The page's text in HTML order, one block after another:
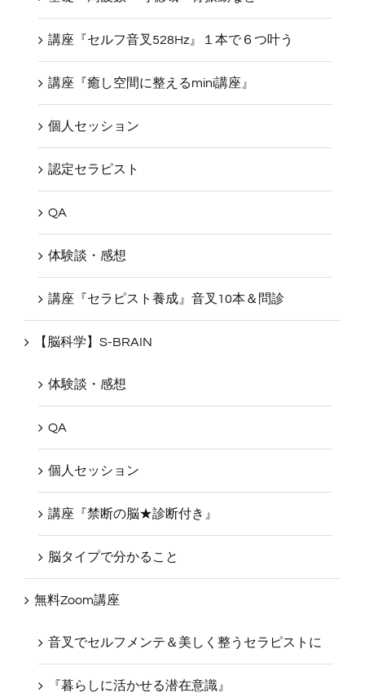
講座『セルフ音叉528Hz』１本で６つ叶う
講座『癒し空間に整えるmini講座』
個人セッション
認定セラピスト
QA
体験談・感想
講座『セラピスト養成』音叉10本＆問診
【脳科学】S-BRAIN
体験談・感想
QA
個人セッション
講座『禁断の脳★診断付き』
脳タイプで分かること
無料Zoom講座
音叉でセルフメンテ＆美しく整うセラピストに
『暮らしに活かせる潜在意識』